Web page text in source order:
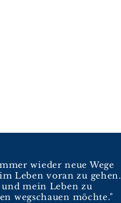
wieder neue Wege
Leben voran zu gehen.
mein Leben zu
wegschauen möchte."